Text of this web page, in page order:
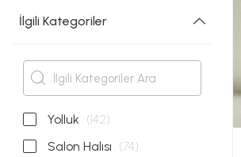
İlgili Kategoriler
Yolluk (142)
Salon Halısı (74)